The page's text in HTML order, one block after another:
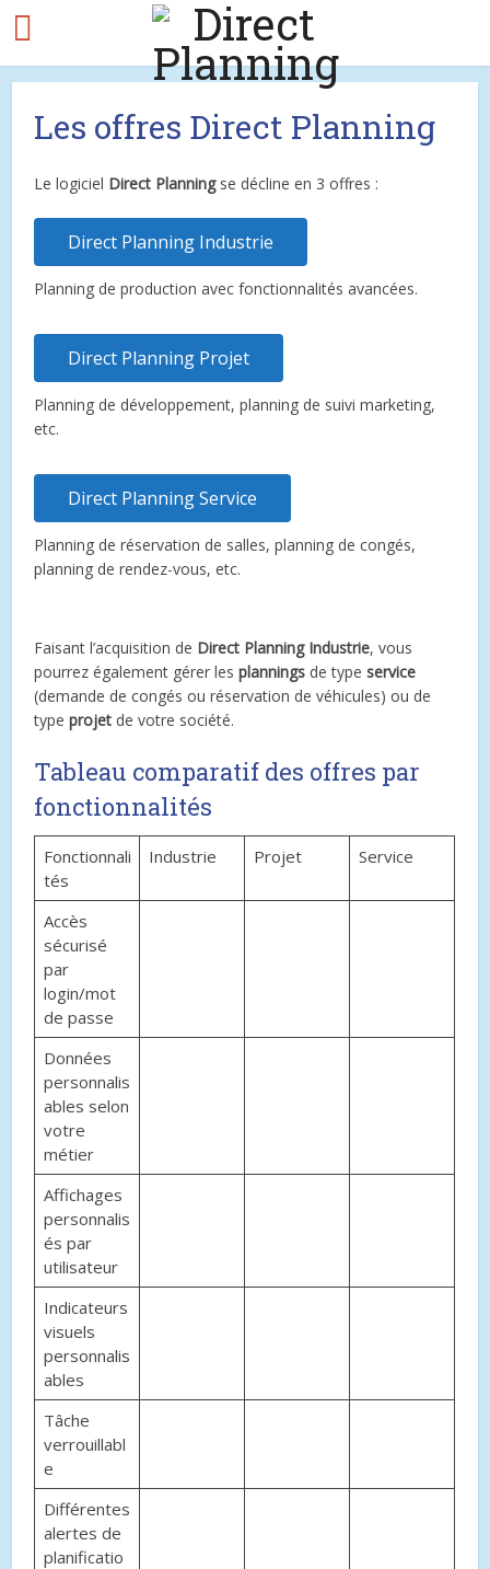
Les offres Direct Planning
Le logiciel Direct Planningse décline en 3 offres :
Direct Planning Industrie
Planning de production avec fonctionnalités avancées.
Direct Planning Projet
Planning de développement, planning de suivi marketing,
etc.
Direct Planning Service
Planning de réservation de salles, planning de congés,
planning de rendez-vous, etc.
Faisant l’acquisition de Direct Planning Industrie, vous
pourrez également gérer lesplannings de type service
(demande de congés ou réservation de véhicules) ou de
typeprojet de votre société.
Tableau comparatif des offres par
fonctionnalités
Fonctionnali
tés
Industrie Projet Service
Accès
sécurisé
par
login/mot
de passe
Données
personnalis
ables selon
votre
métier
Affichages
personnalis
és par
utilisateur
Indicateurs
visuels
personnalis
ables
Tâche
verrouillabl
e
Différentes
alertes de
planificatio